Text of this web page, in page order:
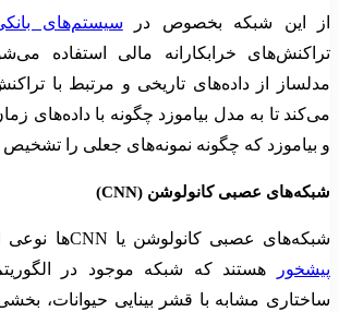
از این شبکه بخصوص در سیستم‌های
تراکنش‌های خرابکارانه مالی استفاده
مدلساز از داده‌های تاریخی و مرتبط با
می‌کند تا به مدل بیاموزد چگونه با داده‌های
و بیاموزد که چگونه نمونه‌های جعلی را تشخیص
شبکه‌های عصبی کانولوشن (CNN)
شبکه‌های عصبی کانولوشن یا CNNها نوعی از
پیشخور
هستند که شبکه موجود در
ساختاری مشابه با قشر بینایی حیوانات،